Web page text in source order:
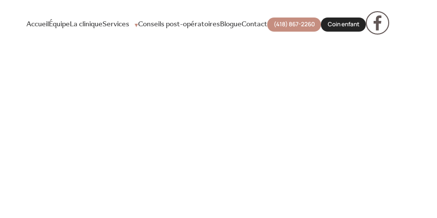
AccueilÉquipeLa cliniqueServices Conseils post-opératoiresBlogueContact (418) 867-2260 Coin enfant